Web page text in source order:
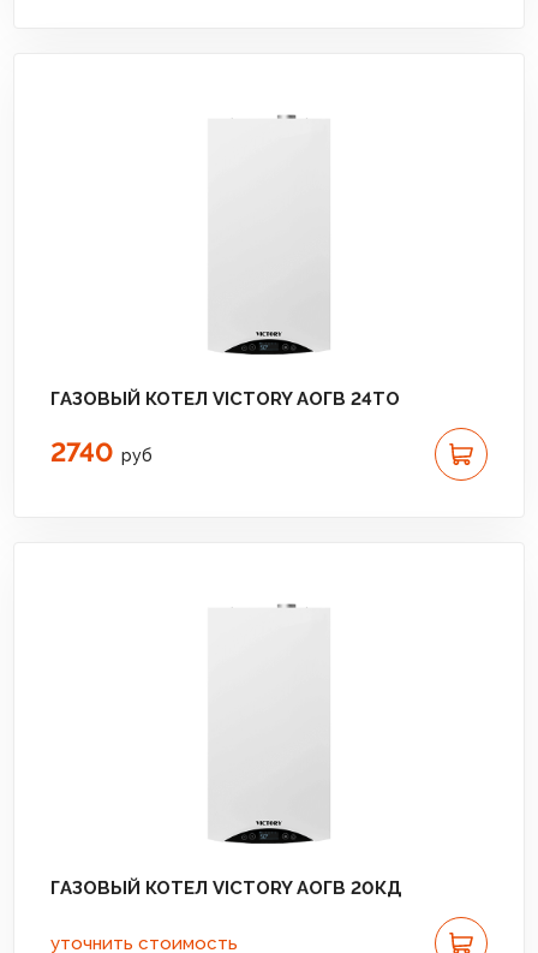
ГАЗОВЫЙ КОТЕЛ VICTORY АОГВ 24TО
2740 руб
ГАЗОВЫЙ КОТЕЛ VICTORY АОГВ 20КД
уточнить стоимость